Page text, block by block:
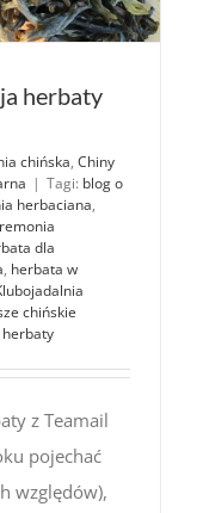
herbaty
chińska, Chiny
| Tagi: blog o
herbaciana,
dla
, herbata w
chińskie
herbaty
z Teamail
pojechać
względów),